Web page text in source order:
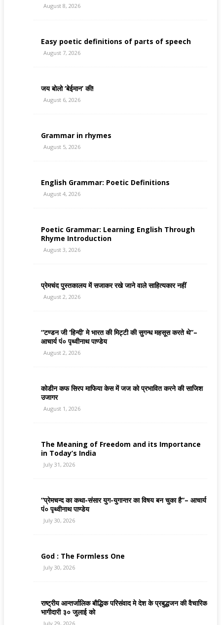
August 8, 2026
Easy poetic definitions of parts of speech
August 7, 2026
जय बोलो ‘बेईमान’ की!
August 6, 2026
Grammar in rhymes
August 5, 2026
English Grammar: Poetic Definitions
August 4, 2026
Poetic Grammar: Learning English Through
Rhyme Introduction
August 3, 2026
प्रेमचंद पुस्तकालय में सजाकर रखे जाने वाले साहित्यकार नहीं
August 2, 2026
“टण्डन जी ‘हिन्दी’ मे भारत की मिट्टी की सुगन्ध महसूस करते थे”–
आचार्य पं० पृथ्वीनाथ पाण्डेय
August 2, 2026
कोडीन कफ सिरप माफिया केस में जज को प्रभावित करने की साजिश
उजागर
August 1, 2026
The Meaning of Freedom and its Importance
in Today’s India
July 31, 2026
“प्रेमचन्द का कथा-संसार युग-युगान्तर का विषय बन चुका है”– आचार्य
पं० पृथ्वीनाथ पाण्डेय
July 30, 2026
God : The Formless One
July 30, 2026
राष्ट्रीय आन्तर्जालिक बौद्धिक परिसंवाद मे देश के प्रबुद्धजन की वैचारिक
भागीदारी ३० जुलाई को
July 29, 2026